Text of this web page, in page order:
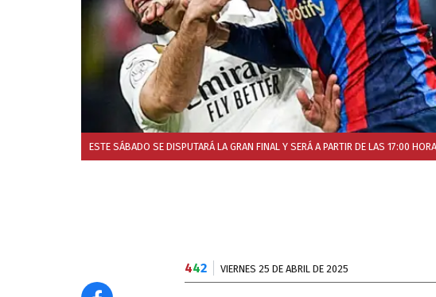
ESTE SÁBADO SE DISPUTARÁ LA GRAN FINAL Y SERÁ A PARTIR DE LAS 17:00
442 VIERNES 25 DE ABRIL DE 2025